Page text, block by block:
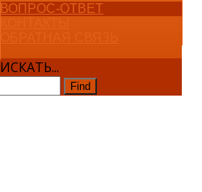
ВОПРОС-ОТВЕТ
ИСКАТЬ...
Find